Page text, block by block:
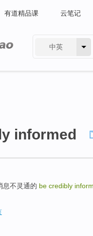
有道精品课 云笔记
中英
informed
息不灵通的 be credibly